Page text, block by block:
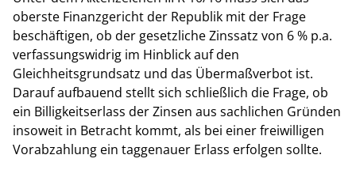
oberste Finanzgericht der Republik mit der Frage
beschäftigen, ob der gesetzliche Zinssatz von 6 % p.a.
verfassungswidrig im Hinblick auf den
Gleichheitsgrundsatz und das Übermaßverbot ist.
Darauf aufbauend stellt sich schließlich die Frage, ob
ein Billigkeitserlass der Zinsen aus sachlichen Gründen
insoweit in Betracht kommt, als bei einer freiwilligen
Vorabzahlung ein taggenauer Erlass erfolgen sollte.